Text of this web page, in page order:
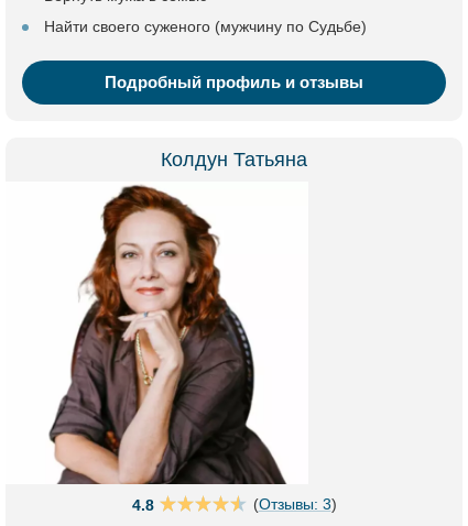
Найти своего суженого (мужчину по Судьбе)
Подробный профиль и отзывы
Колдун Татьяна
4.8 (Отзывы: 3)